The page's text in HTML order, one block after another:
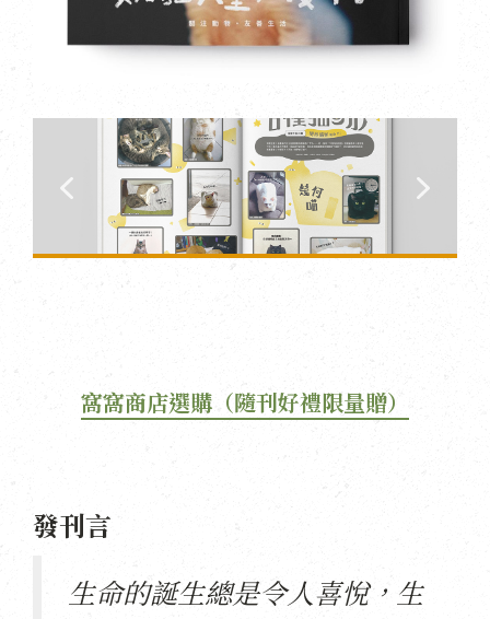
窩窩商店選購（隨刊好禮限量贈）
發刊言
生命的誕生總是令人喜悅，生